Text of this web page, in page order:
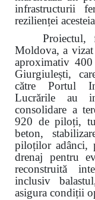
infrastructurii
rezilienței
Proiectul,
Moldova, a vizat
aproximativ
Giurgiulești,
către Portul
Lucrările au
consolidare a
920 de piloți,
beton,
piloților adânci,
drenaj pentru
reconstruită
inclusiv
asigura condiții